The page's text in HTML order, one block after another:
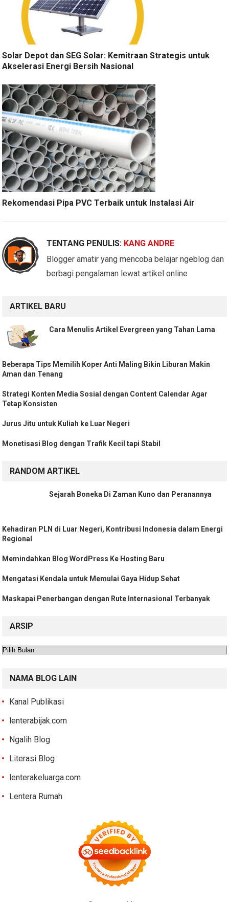
Solar Depot dan SEG Solar: Kemitraan Strategis untuk
Akselerasi Energi Bersih Nasional
Rekomendasi Pipa PVC Terbaik untuk Instalasi Air
TENTANG PENULIS: KANG ANDRE
Blogger amatir yang mencoba belajar ngeblog dan
berbagi pengalaman lewat artikel online
ARTIKEL BARU
Cara Menulis Artikel Evergreen yang Tahan Lama
Beberapa Tips Memilih Koper Anti Maling Bikin Liburan Makin
Aman dan Tenang
Strategi Konten Media Sosial dengan Content Calendar Agar
Tetap Konsisten
Jurus Jitu untuk Kuliah ke Luar Negeri
Monetisasi Blog dengan Trafik Kecil tapi Stabil
RANDOM ARTIKEL
Sejarah Boneka Di Zaman Kuno dan Peranannya
Kehadiran PLN di Luar Negeri, Kontribusi Indonesia dalam Energi
Regional
Memindahkan Blog WordPress Ke Hosting Baru
Mengatasi Kendala untuk Memulai Gaya Hidup Sehat
Maskapai Penerbangan dengan Rute Internasional Terbanyak
ARSIP
Arsip
NAMA BLOG LAIN
Kanal Publikasi
lenterabijak.com
Ngalih Blog
Literasi Blog
lenterakeluarga.com
Lentera Rumah